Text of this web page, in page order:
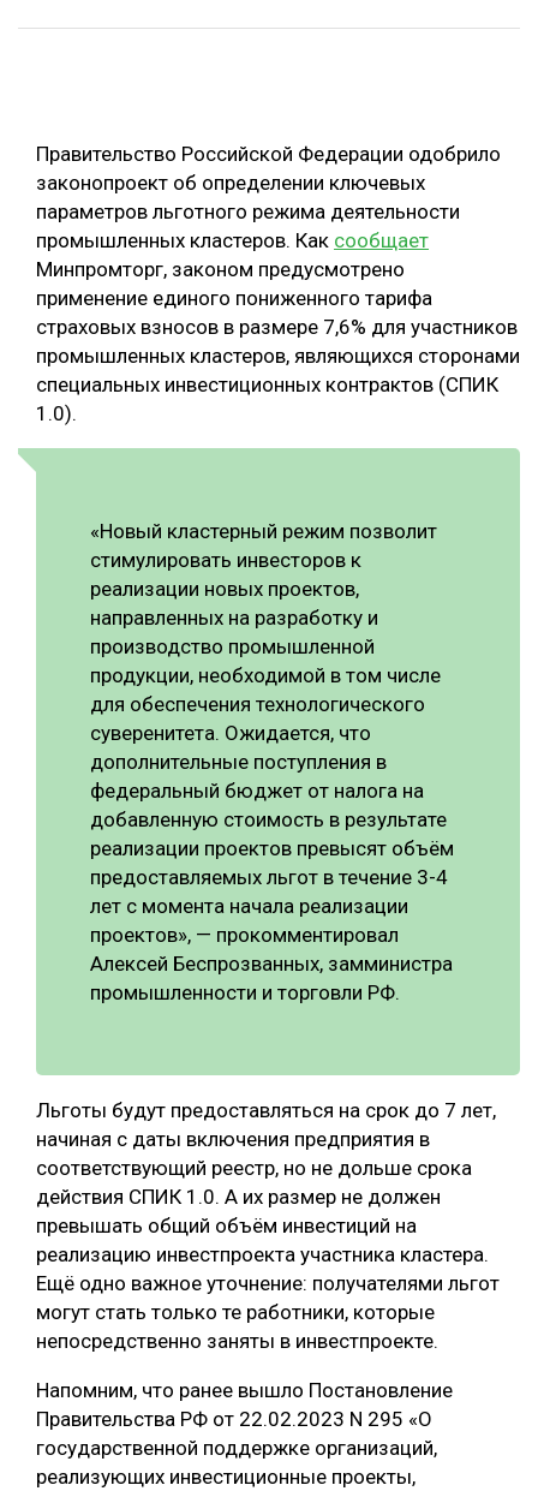
ОБРАБОТКА ДРЕВЕСИНЫ
ЛЕСОВОССТАНОВЛЕНИЕ И ЗАЩИТА
ЛОГИСТИКА
ПРОИЗВОДСТВО ДРЕВЕСНЫХ ПЛИТ
ЦБП
КОМПЛЕКСНАЯ ПЕРЕРАБОТКА
ЛЕСОПИЛЕНИЕ
ДЕРЕВЯННОЕ ДОМОСТРОЕНИЕ
СОРТИРОВКА ДРЕВЕСИНЫ
СУШКА ДРЕВЕСИНЫ
МЕБЕЛЬНОЕ ПРОИЗВОДСТВО
ТЕМАТИЧЕСКИЕ ПРОЕКТЫ
Правительство Российской Федерации одобрило
законопроект об определении ключевых
параметров льготного режима деятельности
промышленных кластеров. Как сообщает
Минпромторг, законом предусмотрено
применение единого пониженного тарифа
страховых взносов в размере 7,6% для участников
промышленных кластеров, являющихся сторонами
специальных инвестиционных контрактов (СПИК
1.0).
«Новый кластерный режим позволит
стимулировать инвесторов к
реализации новых проектов,
направленных на разработку и
производство промышленной
продукции, необходимой в том числе
для обеспечения технологического
суверенитета. Ожидается, что
дополнительные поступления в
федеральный бюджет от налога на
добавленную стоимость в результате
реализации проектов превысят объём
предоставляемых льгот в течение 3-4
лет с момента начала реализации
проектов», — прокомментировал
Алексей Беспрозванных, замминистра
промышленности и торговли РФ.
Льготы будут предоставляться на срок до 7 лет,
начиная с даты включения предприятия в
соответствующий реестр, но не дольше срока
действия СПИК 1.0. А их размер не должен
превышать общий объём инвестиций на
реализацию инвестпроекта участника кластера.
Ещё одно важное уточнение: получателями льгот
могут стать только те работники, которые
непосредственно заняты в инвестпроекте.
Напомним, что ранее вышло Постановление
Правительства РФ от 22.02.2023 N 295 «О
государственной поддержке организаций,
реализующих инвестиционные проекты,